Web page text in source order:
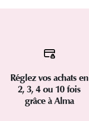
Réglez vos achats en
2, 3, 4 ou 10 fois
grâce à Alma